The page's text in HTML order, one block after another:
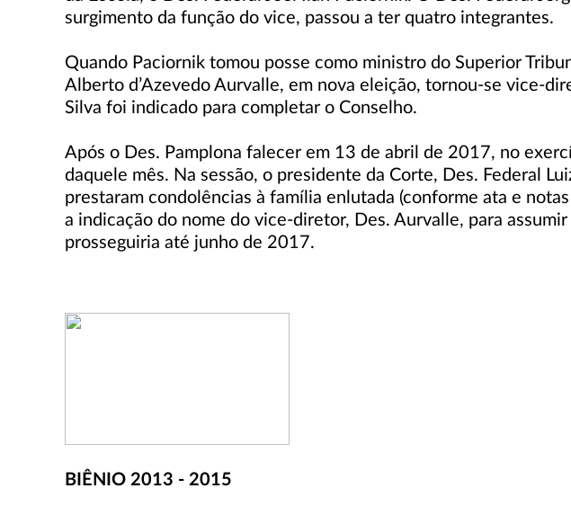
surgimento da função do vice, passou a ter quatro integrantes.
Quando Paciornik tomou posse como ministro do Superior
Alberto d’Azevedo Aurvalle, em nova eleição, tornou-se vice-
Silva foi indicado para completar o Conselho.
Após o Des. Pamplona falecer em 13 de abril de 2017, no
daquele mês. Na sessão, o presidente da Corte, Des. Federal
prestaram condolências à família enlutada (conforme ata e
a indicação do nome do vice-diretor, Des. Aurvalle, para
prosseguiria até junho de 2017.
BIÊNIO 2013 - 2015